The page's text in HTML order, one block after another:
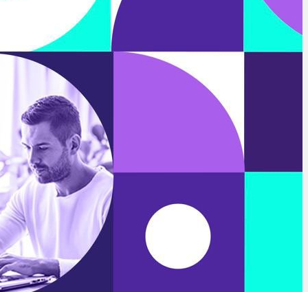
توجه به دغدغه های اصناف، کلید حل
مشکلات اقتصادی کشور
تعمیر لوازم گازسوز باید فقط توسط افراد
دارای صلاحیت و واحدهای مجاز انجام شود